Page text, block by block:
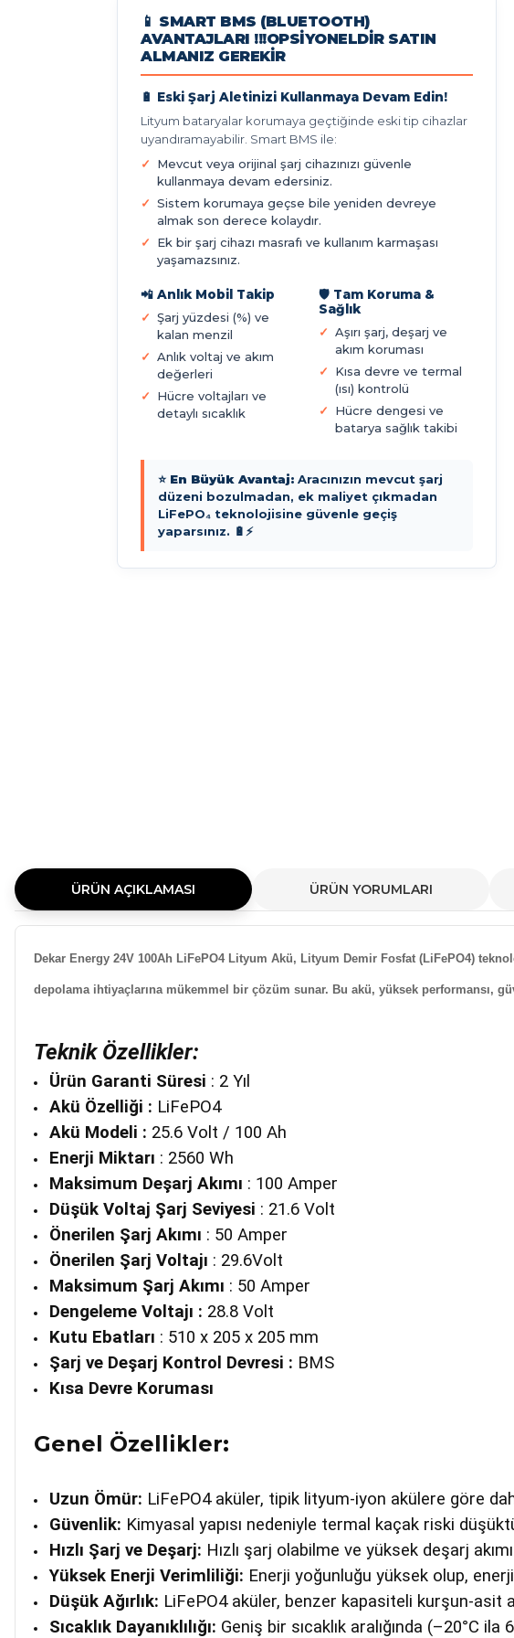
📱 SMART BMS (BLUETOOTH)
AVANTAJLARI !!!OPSIYONELDIR SATIN
ALMANIZ GEREKIR
🔋 Eski Şarj Aletinizi Kullanmaya Devam Edin!
Lityum bataryalar korumaya geçtiğinde eski tip cihazlar
uyandıramayabilir. Smart BMS ile:
Mevcut veya orijinal şarj cihazınızı güvenle
kullanmaya devam edersiniz.
Sistem korumaya geçse bile yeniden devreye
almak son derece kolaydır.
Ek bir şarj cihazı masrafı ve kullanım karmaşası
yaşamazsınız.
📲 Anlık Mobil Takip
Şarj yüzdesi (%) ve
kalan menzil
Anlık voltaj ve akım
değerleri
Hücre voltajları ve
detaylı sıcaklık
🛡️ Tam Koruma &
Sağlık
Aşırı şarj, deşarj ve
akım koruması
Kısa devre ve termal
(ısı) kontrolü
Hücre dengesi ve
batarya sağlık takibi
⭐ En Büyük Avantaj: Aracınızın mevcut şarj
düzeni bozulmadan, ek maliyet çıkmadan
LiFePO₄ teknolojisine güvenle geçiş
yaparsınız. 🔋⚡
ÜRÜN AÇIKLAMASI ÜRÜN YORUMLARI
Dekar Energy 24V 100Ah LiFePO4 Lityum Akü, Lityum Demir Fosfat (LiFePO4)
depolama ihtiyaçlarına mükemmel bir çözüm sunar. Bu akü, yüksek performansı,
Teknik Özellikler:
Ürün Garanti Süresi : 2 Yıl
Akü Özelliği : LiFePO4
Akü Modeli : 25.6 Volt / 100 Ah
Enerji Miktarı : 2560 Wh
Maksimum Deşarj Akımı : 100 Amper
Düşük Voltaj Şarj Seviyesi : 21.6 Volt
Önerilen Şarj Akımı : 50 Amper
Önerilen Şarj Voltajı : 29.6Volt
Maksimum Şarj Akımı : 50 Amper
Dengeleme Voltajı : 28.8 Volt
Kutu Ebatları : 510 x 205 x 205 mm
Şarj ve Deşarj Kontrol Devresi : BMS
Kısa Devre Koruması
Genel Özellikler:
Uzun Ömür: LiFePO4 aküler, tipik lityum-iyon akülere göre
Güvenlik: Kimyasal yapısı nedeniyle termal kaçak riski
Hızlı Şarj ve Deşarj: Hızlı şarj olabilme ve yüksek deşarj
Yüksek Enerji Verimliliği: Enerji yoğunluğu yüksek olup,
Düşük Ağırlık: LiFePO4 aküler, benzer kapasiteli kurşun-asit
Sıcaklık Dayanıklılığı: Geniş bir sıcaklık aralığında (–20°C ila